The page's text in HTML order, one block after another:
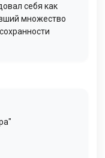
себя как
множество